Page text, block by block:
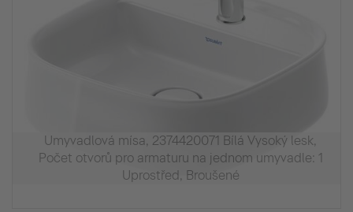
Umyvadlová mísa, 2374420071 Bílá Vysoký lesk,
Počet otvorů pro armaturu na jednom umyvadle: 1
Uprostřed, Broušené